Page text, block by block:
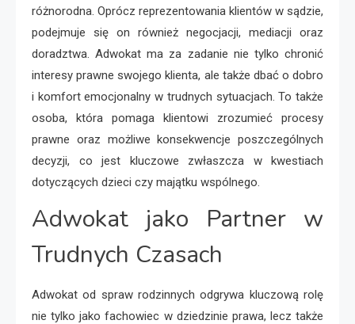
różnorodna. Oprócz reprezentowania klientów w sądzie,
podejmuje się on również negocjacji, mediacji oraz
doradztwa. Adwokat ma za zadanie nie tylko chronić
interesy prawne swojego klienta, ale także dbać o dobro
i komfort emocjonalny w trudnych sytuacjach. To także
osoba, która pomaga klientowi zrozumieć procesy
prawne oraz możliwe konsekwencje poszczególnych
decyzji, co jest kluczowe zwłaszcza w kwestiach
dotyczących dzieci czy majątku wspólnego.
Adwokat jako Partner w
Trudnych Czasach
Adwokat od spraw rodzinnych odgrywa kluczową rolę
nie tylko jako fachowiec w dziedzinie prawa, lecz także